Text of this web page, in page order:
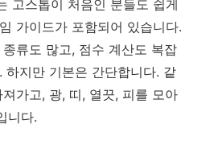
고스톱이 처음인 분들도 쉽게
가이드가 포함되어 있습니다.
류도 많고, 점수 계산도 복잡
하지만 기본은 간단합니다. 같
가고, 광, 띠, 열끗, 피를 모아
니다.